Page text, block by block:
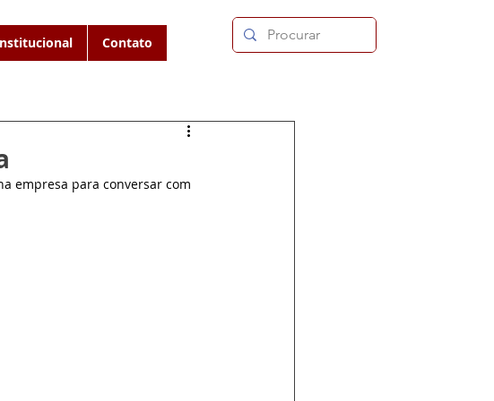
Contato
empresa para conversar com